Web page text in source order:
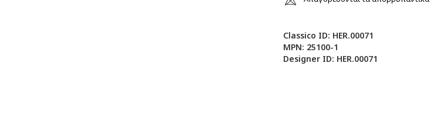
Classico ID: HER.00071
MPN: 25100-1
Designer ID: HER.00071